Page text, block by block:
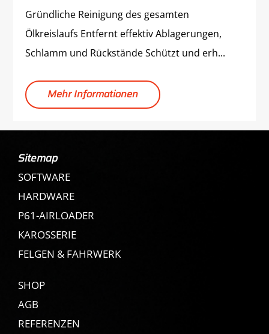
Gründliche Reinigung des gesamten
Ölkreislaufs Entfernt effektiv Ablagerungen,
Schlamm und Rückstände Schützt und erh...
Mehr Informationen
Sitemap
SOFTWARE
HARDWARE
P61-AIRLOADER
KAROSSERIE
FELGEN & FAHRWERK
SHOP
AGB
REFERENZEN